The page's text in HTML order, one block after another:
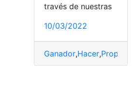
través de nuestras
10/03/2022
Ganador,Hacer,Propio